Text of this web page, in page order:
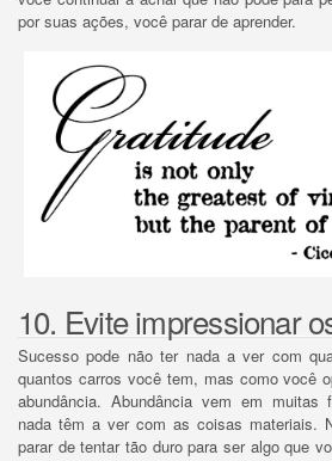
por suas ações, você parar de aprender.
10. Evite impressionar
Sucesso pode não ter nada a ver com
quantos carros você tem, mas como você
abundância. Abundância vem em muitas
nada têm a ver com as coisas materiais.
parar de tentar tão duro para ser algo que